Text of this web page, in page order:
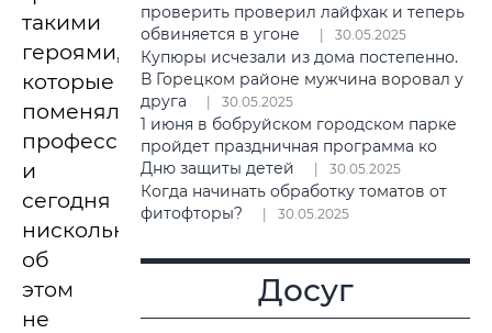
такими
героями,
которые
поменяли
профессию
и
сегодня
нисколько
об
этом
не
проверить проверил лайфхак и теперь
обвиняется в угоне
30.05.2025
Купюры исчезали из дома постепенно.
В Горецком районе мужчина воровал у
друга
30.05.2025
1 июня в бобруйском городском парке
пройдет праздничная программа ко
Дню защиты детей
30.05.2025
Когда начинать обработку томатов от
фитофторы?
30.05.2025
Досуг